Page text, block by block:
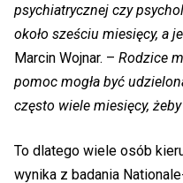
psychiatrycznej czy
około sześciu miesięcy, a
Marcin Wojnar. – Rodzice
pomoc mogła być
często wiele miesięcy,
To dlatego wiele osób
wynika z badania